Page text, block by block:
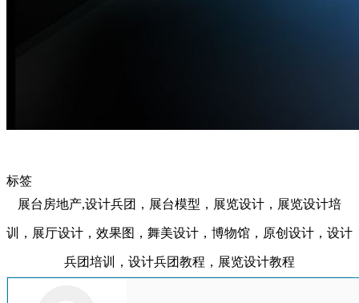
标签
展台房地产,设计兵团，展台模型，展览设计，展览设计培
训，展厅设计，效果图，舞美设计，博物馆，原创设计，设计
兵团培训，设计兵团教程，展览设计教程